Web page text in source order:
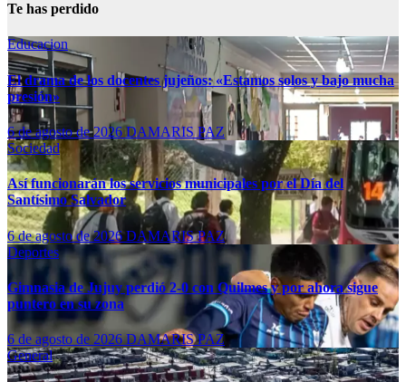
Te has perdido
Educacion
El drama de los docentes jujeños: «Estamos solos y bajo mucha
presión»
6 de agosto de 2026 DAMARIS PAZ
Sociedad
Así funcionarán los servicios municipales por el Día del
Santísimo Salvador
6 de agosto de 2026DAMARIS PAZ
Deportes
Gimnasia de Jujuy perdió 2-0 con Quilmes y por ahora sigue
puntero en su zona
6 de agosto de 2026DAMARIS PAZ
General